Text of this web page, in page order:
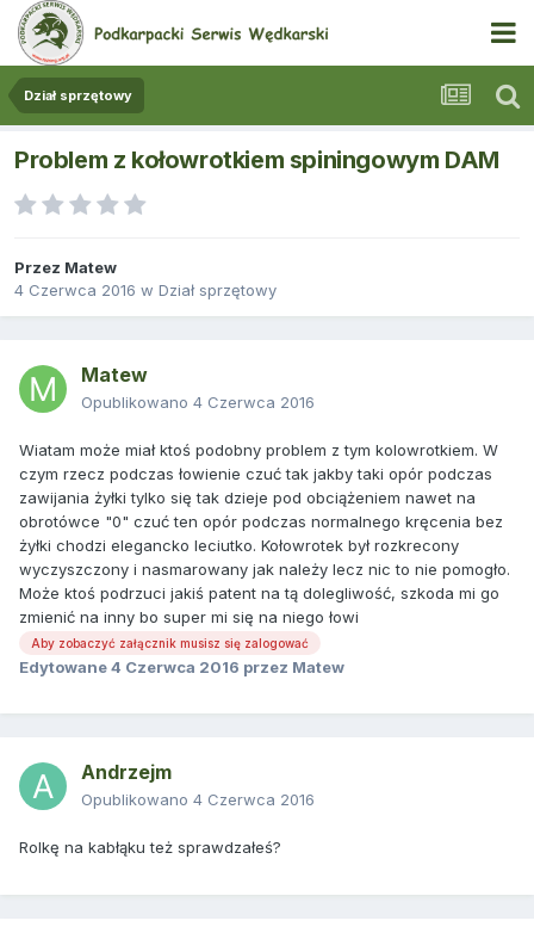
Dział sprzętowy
Problem z kołowrotkiem spiningowym DAM
Przez Matew
4 Czerwca 2016 w Dział sprzętowy
Matew
Opublikowano 4 Czerwca 2016
Wiatam może miał ktoś podobny problem z tym kolowrotkiem. W
czym rzecz podczas łowienie czuć tak jakby taki opór podczas
zawijania żyłki tylko się tak dzieje pod obciążeniem nawet na
obrotówce "0" czuć ten opór podczas normalnego kręcenia bez
żyłki chodzi elegancko leciutko. Kołowrotek był rozkrecony
wyczyszczony i nasmarowany jak należy lecz nic to nie pomogło.
Może ktoś podrzuci jakiś patent na tą dolegliwość, szkoda mi go
zmienić na inny bo super mi się na niego łowi
Aby zobaczyć załącznik musisz się zalogować
Edytowane4 Czerwca 2016 przez Matew
Andrzejm
Opublikowano 4 Czerwca 2016
Rolkę na kabłąku też sprawdzałeś?